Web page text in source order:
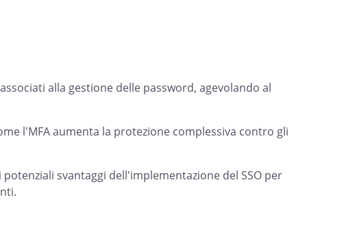
alla gestione delle password, agevolando al
l'MFA aumenta la protezione complessiva contro gli
svantaggi dell'implementazione del SSO per